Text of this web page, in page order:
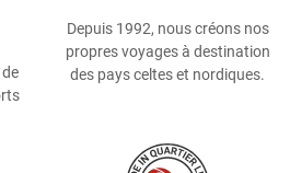
Depuis 1992, nous créons nos
propres voyages à destination
des pays celtes et nordiques.